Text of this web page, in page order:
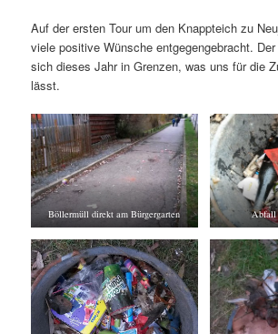
Auf der ersten Tour um den Knappteich zu
viele positive Wünsche entgegengebracht.
sich dieses Jahr in Grenzen, was uns für die
lässt.
Böllermüll direkt am Bürgergarten Abfall